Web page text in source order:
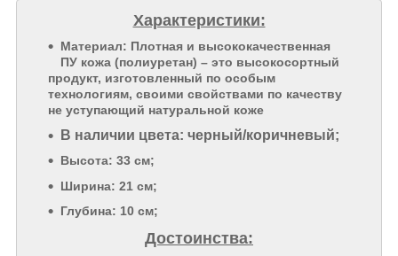
Характеристики:
Материал: Плотная и высококачественная
ПУ кожа (полиуретан) – это высокосортный
продукт, изготовленный по особым
технологиям, своими свойствами по качеству
не уступающий натуральной коже
В наличии цвета: черный/коричневый;
Высота: 33 см;
Ширина: 21 см;
Глубина: 10 см;
Достоинства: